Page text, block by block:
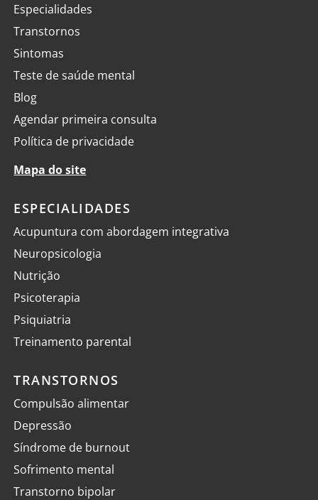
Especialidades
Transtornos
Sintomas
Teste de saúde mental
Blog
Agendar primeira consulta
Política de privacidade
Mapa do site
ESPECIALIDADES
Acupuntura com abordagem integrativa
Neuropsicologia
Nutrição
Psicoterapia
Psiquiatria
Treinamento parental
TRANSTORNOS
Compulsão alimentar
Depressão
Síndrome de burnout
Sofrimento mental
Transtorno bipolar